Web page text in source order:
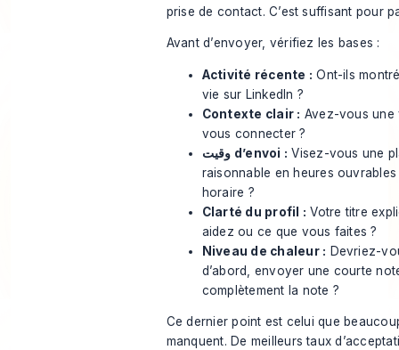
prise de contact. C’est suffisant pour
Avant d’envoyer, vérifiez les bases :
Activité récente : Ont-ils
vie sur LinkedIn ?
Contexte clair : Avez-vous une
vous connecter ?
وقيت d’envoi : Visez-vous une
raisonnable en heures
horaire ?
Clarté du profil : Votre titre
aidez ou ce que vous faites ?
Niveau de chaleur : Devriez-
d’abord, envoyer une courte
complètement la note ?
Ce dernier point est celui que
manquent. De meilleurs taux